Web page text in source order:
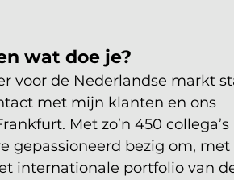
wat doe je?
voor de Nederlandse markt
met mijn klanten en ons
Met zo’n 450 collega’s
gepassioneerd bezig om, met
internationale portfolio van